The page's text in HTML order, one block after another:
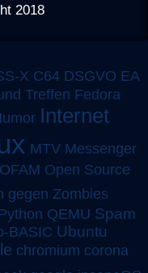
2018
X C64 DSGVO EA
Treffen Fedora
Internet
MTV Messenger
OFAM Open Source
gegen Zombies
QEMU Spam
BASIC Ubuntu
chromium corona